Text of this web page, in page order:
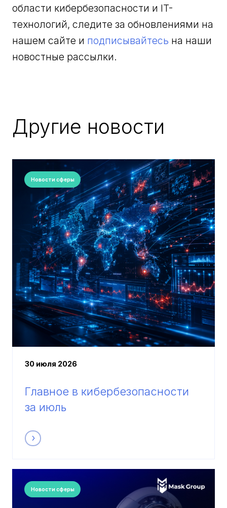
области кибербезопасности и IT-
технологий, следите за обновлениями на
нашем сайте и подписывайтесь на наши
новостные рассылки.
Другие новости
Новости сферы
30 июля 2026
Главное в кибербезопасности
за июль
Новости сферы